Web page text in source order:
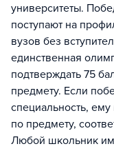
университеты.
поступают на
вузов без
единственная
подтверждать 75
предмету. Если
специальность, ему
по предмету,
Любой школьник